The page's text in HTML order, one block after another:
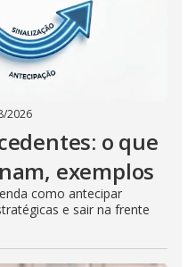
2026
o que
exemplos
como antecipar
e sair na frente